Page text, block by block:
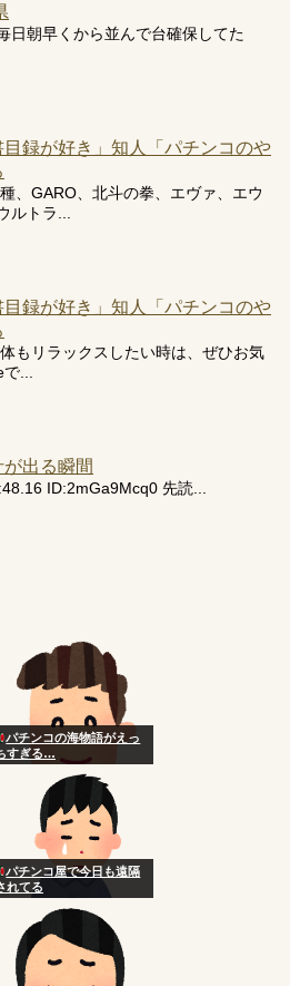
日朝早くから並んで台確保してた
録が好き」知人「パチンコのや
、GARO、北斗の拳、エヴァ、エウ
ルトラ...
録が好き」知人「パチンコのや
もリラックスしたい時は、ぜひお気
...
出る瞬間
ID:2mGa9Mcq0 先読...
パチンコの海物語がえっ
すぎる…
パチンコ屋で今日も遠隔
れてる